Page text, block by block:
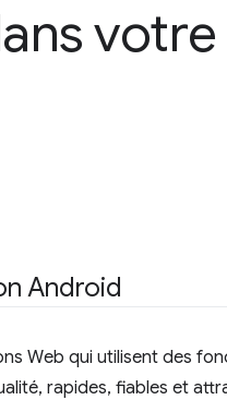
Android
Web qui utilisent des
rapides, fiables et